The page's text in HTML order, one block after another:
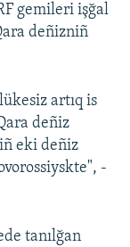
gemileri işğal
deñizniñ
artıq is
deñiz
eki deñiz
-
tanılğan